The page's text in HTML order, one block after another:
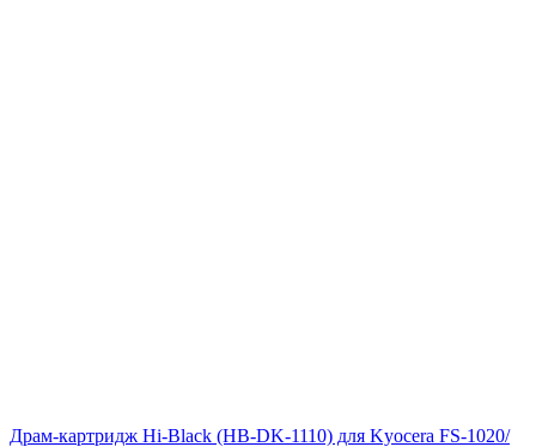
Драм-картридж Hi-Black (HB-DK-1110) для Kyocera FS-1020/